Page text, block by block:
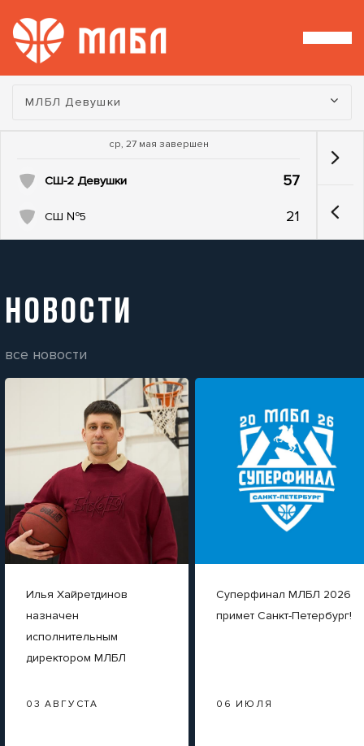
Турнир:
МЛБЛ Девушки
ср, 27 мая завершен
СШ-2 Девушки 57
СШ №5 21
НОВОСТИ
все новости
Илья Хайретдинов
назначен
исполнительным
директором МЛБЛ
03 АВГУСТА
Суперфинал МЛБЛ 2026
примет Санкт-Петербург!
06 ИЮЛЯ